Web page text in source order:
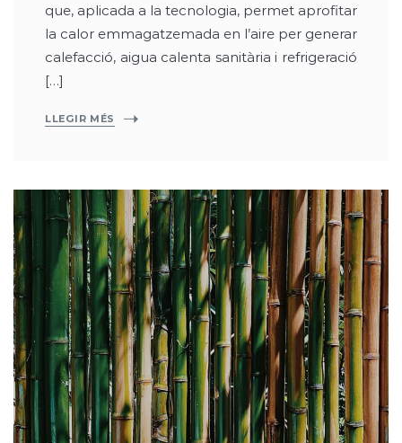
que, aplicada a la tecnologia, permet aprofitar
la calor emmagatzemada en l’aire per generar
calefacció, aigua calenta sanitària i refrigeració
[…]
LLEGIR MÉS